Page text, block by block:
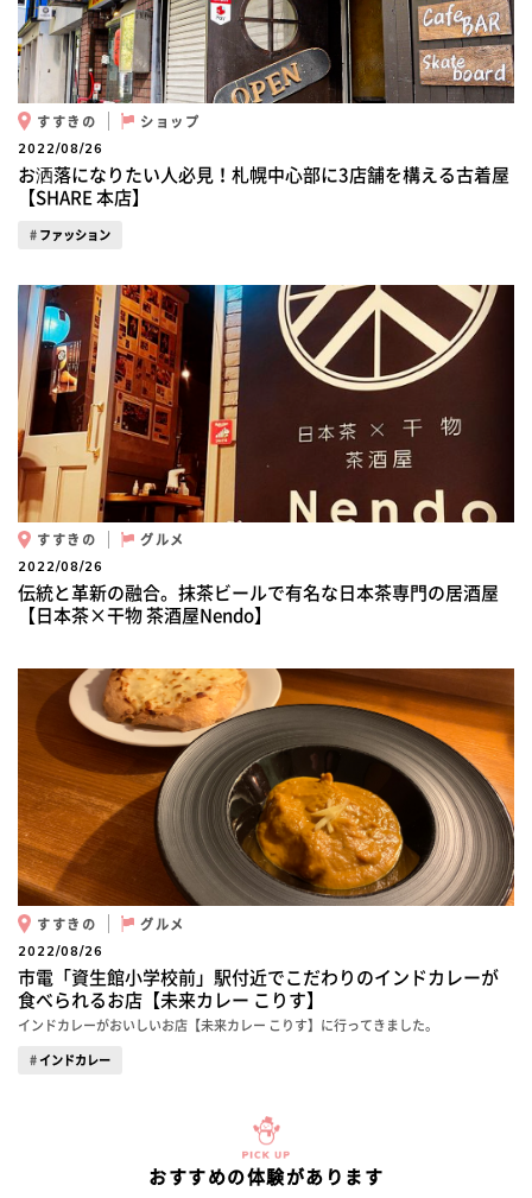
すすきの ショップ
2022/08/26
お洒落になりたい人必見！札幌中心部に3店舗を構える古着屋
【SHARE 本店】
ファッション
すすきの グルメ
2022/08/26
伝統と革新の融合。抹茶ビールで有名な日本茶専門の居酒屋
【日本茶×干物 茶酒屋Nendo】
すすきの グルメ
2022/08/26
市電「資生館小学校前」駅付近でこだわりのインドカレーが
食べられるお店【未来カレー こりす】
インドカレーがおいしいお店【未来カレー こりす】に行ってきました。
インドカレー
おすすめの体験があります